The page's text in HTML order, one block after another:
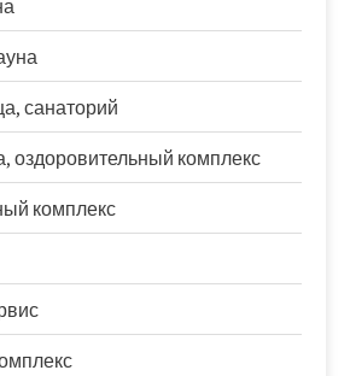
санаторий
оздоровительный комплекс
комплекс